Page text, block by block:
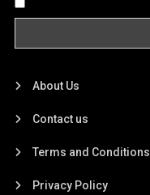
About Us
Contact us
Terms and Conditions
Privacy Policy